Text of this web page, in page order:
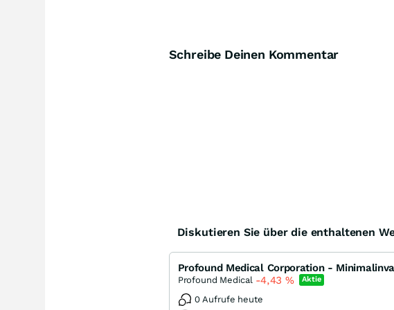
Schreibe Deinen Kommentar
Diskutieren Sie über die enthaltenen
Profound Medical -4,43 % Aktie
0 Aufrufe heute